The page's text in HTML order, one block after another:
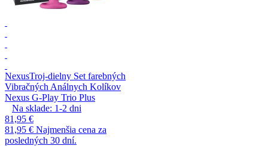
NexusTroj-dielny Set farebných
Vibračných Análnych Kolíkov
Nexus G-Play Trio Plus
Na sklade: 1-2 dni
81,95 €
81,95 € Najmenšia cena za
posledných 30 dní.